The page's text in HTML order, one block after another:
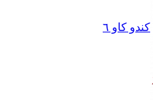
کندو کاو ٦